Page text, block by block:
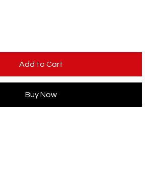
Add to Cart
Buy Now